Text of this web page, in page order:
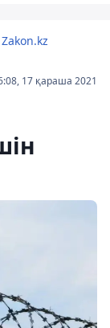
17 қараша 2021